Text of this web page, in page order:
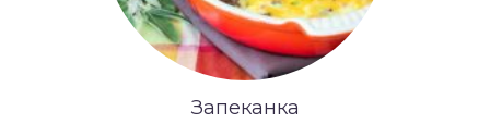
Запеканка